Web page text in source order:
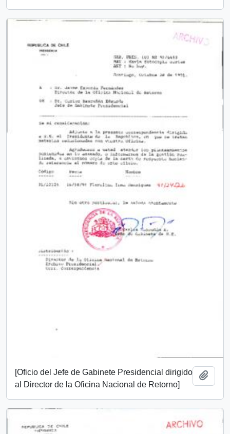
[Oficio del Jefe de Gabinete Presidencial dirigido
al Director de la Oficina Nacional de Retorno]